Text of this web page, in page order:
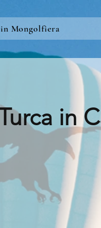
Mongolfiera
in